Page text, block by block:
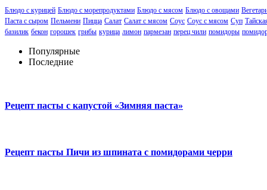
Блюдо с курицей Блюдо с морепродуктами Блюдо с мясом Блюдо с овощами
Паста с сыром Пельмени Пицца Салат Салат с мясом Соус Соус с мясом Суп
базилик бекон горошек грибы курица лимон пармезан перец чили помидоры
Популярные
Последние
Рецепт пасты с капустой «Зимняя паста»
Рецепт пасты Пичи из шпината с помидорами черри